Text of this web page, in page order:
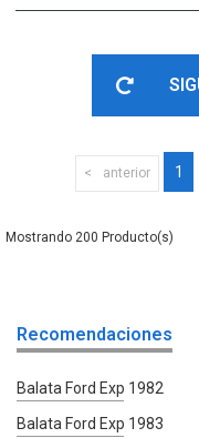
anterior 1
200
Recomendaciones
Balata Ford Exp 1982
Balata Ford Exp 1983